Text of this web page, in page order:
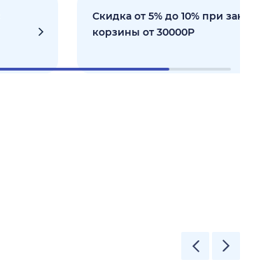
Скидка от 5% до 10% при
корзины от 30000Р